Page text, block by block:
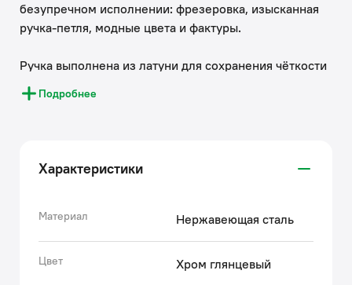
безупречном исполнении: фрезеровка, изысканная
ручка-петля, модные цвета и фактуры.
Ручка выполнена из латуни для сохранения чёткости
линий фрезеровки.
— Скрытый аэратор Neoperl® (Швейцария) не
нарушает дизайн, формирует ровный поток и
комплекте.
Сitec® (Испания) обеспечивает долговечность,
точность регулировки и плавный ход ручки.
Подробнее
Характеристики
Материал Нержавеющая сталь
Цвет Хром глянцевый